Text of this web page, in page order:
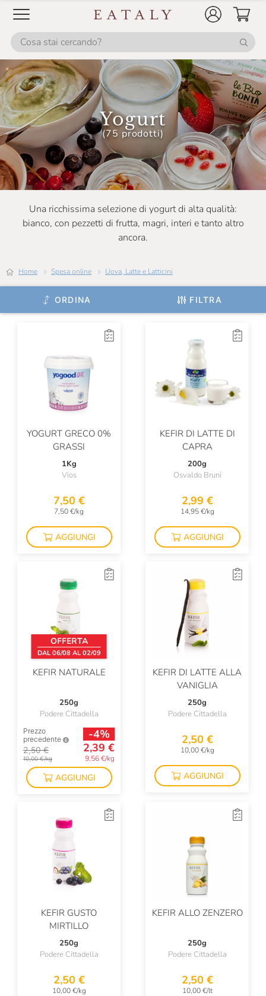
Yogurt
(75 prodotti)
Una ricchissima selezione di yogurt di alta qualità:
bianco, con pezzetti di frutta, magri, interi e tanto altro
ancora.
Home Spesa online Uova, Latte e Latticini
ORDINA FILTRA
YOGURT GRECO 0%
GRASSI
1Kg
Vios
7,50 €
7,50 €/kg
AGGIUNGI
KEFIR DI LATTE DI
CAPRA
200g
Osvaldo Bruni
2,99 €
14,95 €/kg
AGGIUNGI
OFFERTA
DAL 06/08 AL 02/09
KEFIR NATURALE
250g
Podere Cittadella
Prezzo
precedente
2,50 €
10,00 €/kg
-4%
2,39 €
9,56 €/kg
AGGIUNGI
KEFIR DI LATTE ALLA
VANIGLIA
250g
Podere Cittadella
2,50 €
10,00 €/kg
AGGIUNGI
KEFIR GUSTO
MIRTILLO
250g
Podere Cittadella
2,50 €
10,00 €/kg
KEFIR ALLO ZENZERO
250g
Podere Cittadella
2,50 €
10,00 €/lt